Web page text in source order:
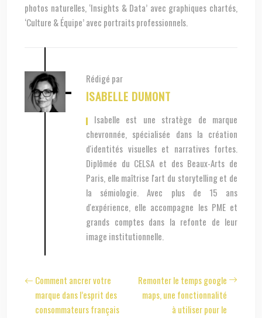
photos naturelles, ‘Insights & Data’ avec graphiques chartés,
‘Culture & Équipe’ avec portraits professionnels.
Rédigé par
ISABELLE DUMONT
, Isabelle est une stratège de marque
chevronnée, spécialisée dans la création
d'identités visuelles et narratives fortes.
Diplômée du CELSA et des Beaux-Arts de
Paris, elle maîtrise l'art du storytelling et de
la sémiologie. Avec plus de 15 ans
d'expérience, elle accompagne les PME et
grands comptes dans la refonte de leur
image institutionnelle.
Comment ancrer votre
marque dans l’esprit des
consommateurs français
Remonter le temps google
maps, une fonctionnalité
à utiliser pour le